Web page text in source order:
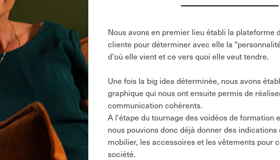
Nous avons en premier lieu établi la plateforme
cliente pour déterminer avec elle la
d'où elle vient et ce vers quoi elle veut tendre.
Une fois la big idea déterminée, nous avons
graphique qui nous ont ensuite permis de
communication cohérents.
A l'étape du tournage des voidéos de formation
nous pouvions donc déjà donner des
mobilier, les accessoires et les vêtements pour
société.